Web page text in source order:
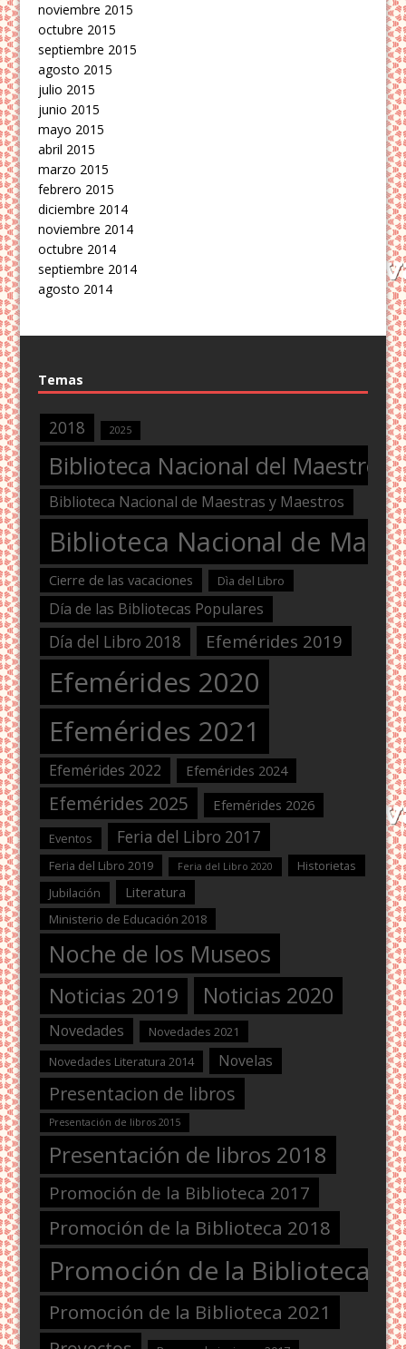
noviembre 2015
octubre 2015
septiembre 2015
agosto 2015
julio 2015
junio 2015
mayo 2015
abril 2015
marzo 2015
febrero 2015
diciembre 2014
noviembre 2014
octubre 2014
septiembre 2014
agosto 2014
Temas
2018 2025
Biblioteca Nacional del Maestro
Biblioteca Nacional de Maestras y Maestros
Biblioteca Nacional de
Cierre de las vacaciones Dìa del Libro
Día de las Bibliotecas Populares
Día del Libro 2018 Efemérides 2019
Efemérides 2020
Efemérides 2021
Efemérides 2022 Efemérides 2024
Efemérides 2025 Efemérides 2026
Eventos Feria del Libro 2017
Feria del Libro 2019 Feria del Libro 2020
Historietas
Jubilación
Literatura
Ministerio de Educación 2018
Noche de los Museos
Noticias 2019 Noticias 2020
Novedades
Novedades 2021
Novedades Literatura 2014
Novelas
Presentacion de libros
Presentación de libros 2015
Presentación de libros 2018
Promoción de la Biblioteca 2017
Promoción de la Biblioteca 2018
Promoción de la Biblioteca
Promoción de la Biblioteca 2021